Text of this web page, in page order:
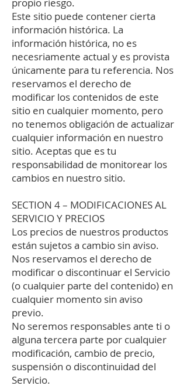
Este sitio puede contener cierta
información histórica. La
información histórica, no es
necesriamente actual y es provista
únicamente para tu referencia. Nos
reservamos el derecho de
modificar los contenidos de este
sitio en cualquier momento, pero
no tenemos obligación de actualizar
cualquier información en nuestro
sitio. Aceptas que es tu
responsabilidad de monitorear los
cambios en nuestro sitio.
SECTION 4 – MODIFICACIONES AL
SERVICIO Y PRECIOS
Los precios de nuestros productos
están sujetos a cambio sin aviso.
Nos reservamos el derecho de
modificar o discontinuar el Servicio
(o cualquier parte del contenido) en
cualquier momento sin aviso
previo.
No seremos responsables ante ti o
alguna tercera parte por cualquier
modificación, cambio de precio,
suspensión o discontinuidad del
Servicio.